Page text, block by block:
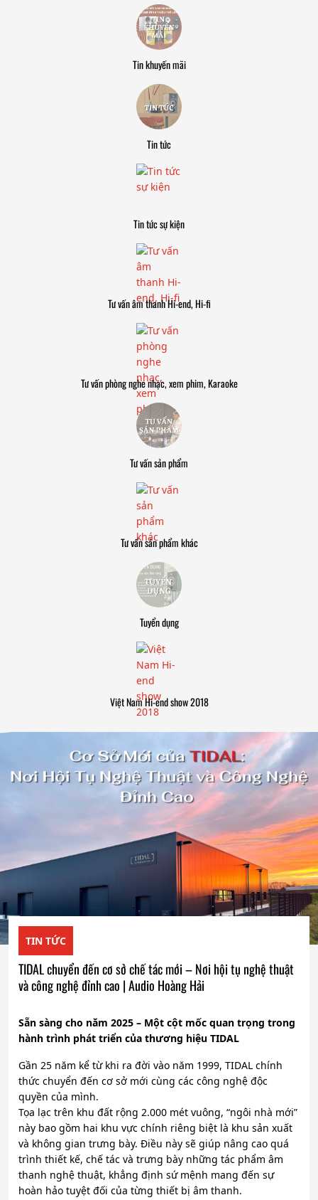
Tin khuyến mãi
Tin tức
Tin tức sự kiện
Tư vấn âm thanh Hi-end, Hi-fi
Tư vấn phòng nghe nhạc, xem phim, Karaoke
Tư vấn sản phẩm
Tư vấn sản phẩm khác
Tuyển dụng
Việt Nam Hi-end show 2018
TIN TỨC
TIDAL chuyển đến cơ sở chế tác mới – Nơi hội tụ nghệ thuật
và công nghệ đỉnh cao | Audio Hoàng Hải
Sẵn sàng cho năm 2025 – Một cột mốc quan trọng trong
hành trình phát triển của thương hiệu TIDAL
Gần 25 năm kể từ khi ra đời vào năm 1999, TIDAL chính
thức chuyển đến cơ sở mới cùng các công nghệ độc
quyền của mình.
Tọa lạc trên khu đất rộng 2.000 mét vuông, “ngôi nhà mới”
này bao gồm hai khu vực chính riêng biệt là khu sản xuất
và không gian trưng bày. Điều này sẽ giúp nâng cao quá
trình thiết kế, chế tác và trưng bày những tác phẩm âm
thanh nghệ thuật, khẳng định sứ mệnh mang đến sự
hoàn hảo tuyệt đối của từng thiết bị âm thanh.